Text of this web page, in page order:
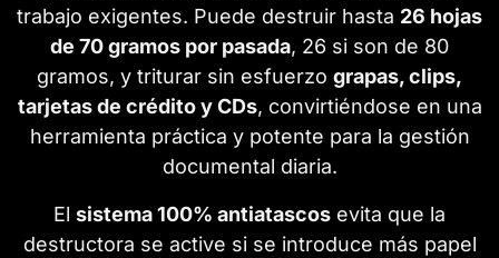
trabajo exigentes. Puede destruir hasta 26 hojas
de 70 gramos por pasada, 26 si son de 80
gramos, y triturar sin esfuerzo grapas, clips,
tarjetas de crédito y CDs, convirtiéndose en una
herramienta práctica y potente para la gestión
documental diaria.
El sistema 100% antiatascos evita que la
destructora se active si se introduce más papel